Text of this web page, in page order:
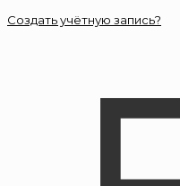
Создать учётную запись?